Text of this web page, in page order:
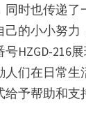
时也传递了
的小小努力
HZGD-216
人们在日常生
予帮助和支